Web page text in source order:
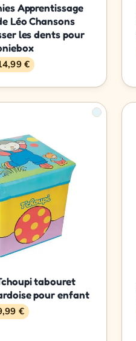
Apprentissage
Léo Chansons
les dents pour
€
tabouret
pour enfant
€